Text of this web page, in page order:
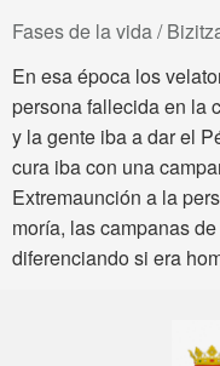
Fases de la vida /
En esa época los
persona fallecida en la
y la gente iba a dar el
cura iba con una
Extremaunción a la
moría, las campanas
diferenciando si era